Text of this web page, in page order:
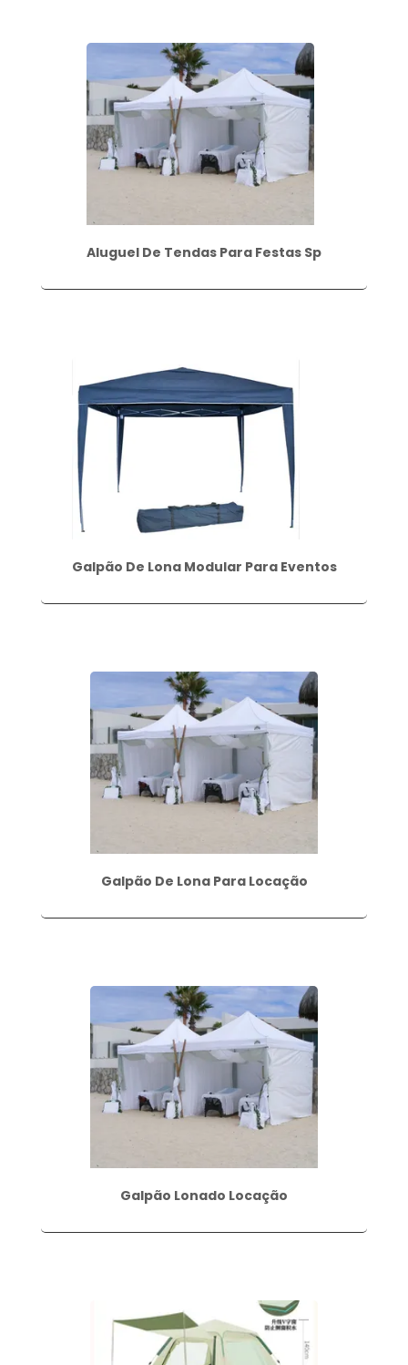
Aluguel De Tendas Para Festas Sp
Galpão De Lona Modular Para Eventos
Galpão De Lona Para Locação
Galpão Lonado Locação